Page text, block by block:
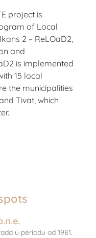
project is
of Local
2 – ReLOaD2,
and
is implemented
15 local
the municipalities
Tivat, which
u periodu od 1981.